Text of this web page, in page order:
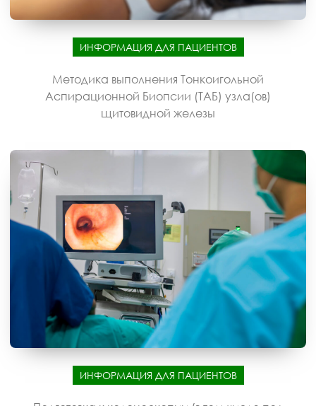
ИНФОРМАЦИЯ ДЛЯ ПАЦИЕНТОВ
Методика выполнения Тонкоигольной
Аспирационной Биопсии (ТАБ) узла(ов)
щитовидной железы
ИНФОРМАЦИЯ ДЛЯ ПАЦИЕНТОВ